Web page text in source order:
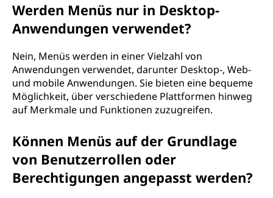
Werden Menüs nur in Desktop-
Anwendungen verwendet?
Nein, Menüs werden in einer Vielzahl von
Anwendungen verwendet, darunter Desktop-, Web-
und mobile Anwendungen. Sie bieten eine bequeme
Möglichkeit, über verschiedene Plattformen hinweg
auf Merkmale und Funktionen zuzugreifen.
Können Menüs auf der Grundlage
von Benutzerrollen oder
Berechtigungen angepasst werden?